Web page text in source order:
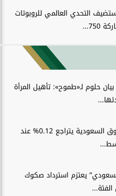
التحدي العالمي للروبوتات
حلوم لـ«طموح»: تأهيل المرأة
مؤشر السوق السعودية يتراجع 0.12% عند
يعتزم استرداد صكوك